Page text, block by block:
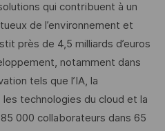
qui contribuent à un
de l’environnement et
près de 4,5 milliards d’euros
notamment dans
tels que l’IA, la
technologies du cloud et la
000 collaborateurs dans 65